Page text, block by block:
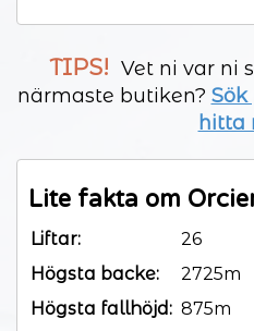
TIPS! Vet ni var ni
närmaste butiken?
hitta
Lite fakta om
Liftar:
26
Högsta backe:
2725m
Högsta fallhöjd: 875m